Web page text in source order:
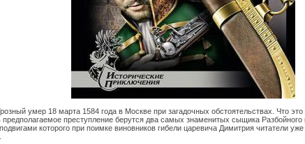
умер 18 марта 1584 года в Москве при загадочных обстоятельствах. Что
предполагаемое преступление берутся два самых знаменитых сыщика
которого при поимке виновников гибели царевича Димитрия читатели